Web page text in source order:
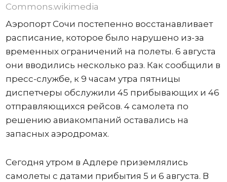
Commons.wikimedia
Аэропорт Сочи постепенно восстанавливает
расписание, которое было нарушено из-за
временных ограничений на полеты. 6 августа
они вводились несколько раз. Как сообщили в
пресс-службе, к 9 часам утра пятницы
диспетчеры обслужили 45 прибывающих и 46
отправляющихся рейсов. 4 самолета по
решению авиакомпаний оставались на
запасных аэродромах.
Сегодня утром в Адлере приземлялись
самолеты с датами прибытия 5 и 6 августа. В